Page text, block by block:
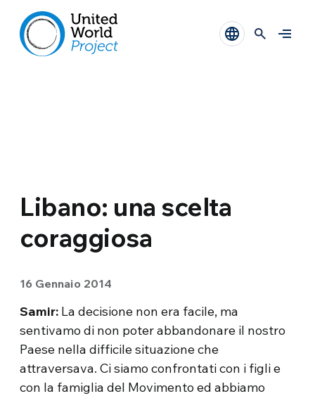
Libano: una scelta
coraggiosa
16 Gennaio 2014
Samir: La decisione non era facile, ma
sentivamo di non poter abbandonare il nostro
Paese nella difficile situazione che
attraversava. Ci siamo confrontati con i figli e
con la famiglia del Movimento ed abbiamo